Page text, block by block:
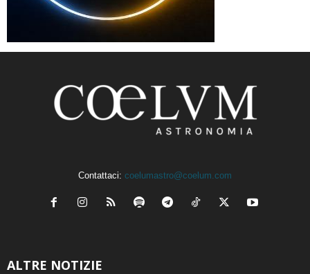
Contattaci: coelumastro@coelum.com
ALTRE NOTIZIE